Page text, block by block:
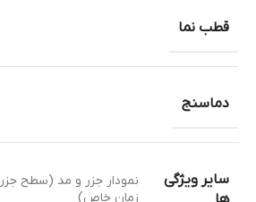
قطب نما
دماسنج
سایر ویژگی
نمودار جزر و مد (سطح
زمان خاص)